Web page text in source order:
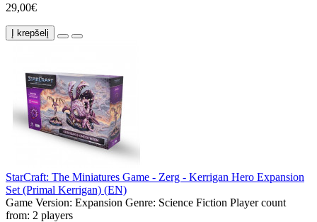
29,00€
Į krepšelį
StarCraft: The Miniatures Game - Zerg - Kerrigan Hero Expansion
Set (Primal Kerrigan) (EN)
Game Version: Expansion Genre: Science Fiction Player count
from: 2 players